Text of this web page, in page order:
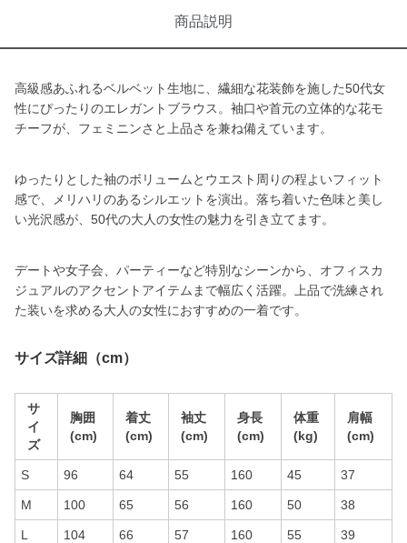
商品説明
高級感あふれるベルベット生地に、繊細な花装飾を施した50代女
性にぴったりのエレガントブラウス。袖口や首元の立体的な花モ
チーフが、フェミニンさと上品さを兼ね備えています。
ゆったりとした袖のボリュームとウエスト周りの程よいフィット
感で、メリハリのあるシルエットを演出。落ち着いた色味と美し
い光沢感が、50代の大人の女性の魅力を引き立てます。
デートや女子会、パーティーなど特別なシーンから、オフィスカ
ジュアルのアクセントアイテムまで幅広く活躍。上品で洗練され
た装いを求める大人の女性におすすめの一着です。
サイズ詳細（cm）
サ
イ
ズ
胸囲
(cm)
着丈
(cm)
袖丈
(cm)
身長
(cm)
体重
(kg)
肩幅
(cm)
S 96 64 55 160 45 37
M 100 65 56 160 50 38
L 104 66 57 160 55 39